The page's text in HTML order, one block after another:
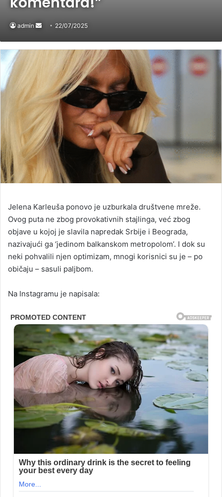
admin
Send
email
22/07/2025
Jelena Karleuša ponovo je uzburkala društvene mreže.
Ovog puta ne zbog provokativnih stajlinga, već zbog
objave u kojoj je slavila napredak Srbije i Beograda,
nazivajući ga ‘jedinom balkanskom metropolom’. I dok su
neki pohvalili njen optimizam, mnogi korisnici su je – po
običaju – sasuli paljbom.
Na Instagramu je napisala: